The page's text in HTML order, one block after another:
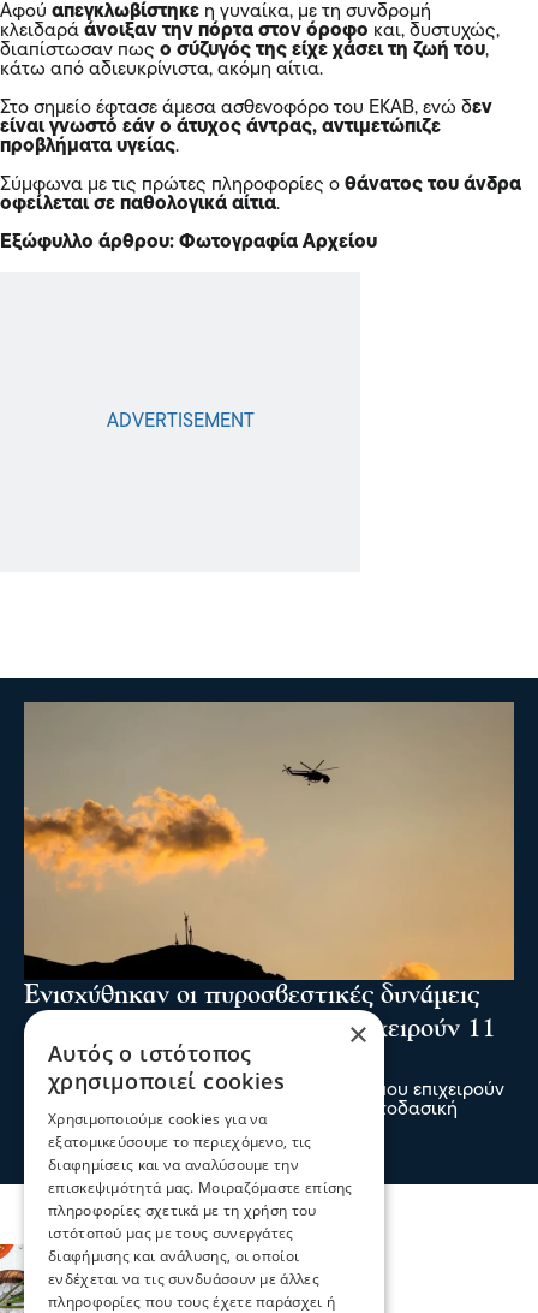
Αφού απεγκλωβίστηκε η γυναίκα, με τη συνδρομή
κλειδαρά άνοιξαν την πόρτα στον όροφο και, δυστυχώς,
διαπίστωσαν πως ο σύζυγός της είχε χάσει τη ζωή του,
κάτω από αδιευκρίνιστα, ακόμη αίτια.
Στο σημείο έφτασε άμεσα ασθενοφόρο του ΕΚΑΒ, ενώ δεν
είναι γνωστό εάν ο άτυχος άντρας, αντιμετώπιζε
προβλήματα υγείας.
Σύμφωνα με τις πρώτες πληροφορίες ο θάνατος του άνδρα
οφείλεται σε παθολογικά αίτια.
Εξώφυλλο άρθρου: Φωτογραφία Αρχείου
Ενισχύθηκαν οι πυροσβεστικές δυνάμεις
στη φωτιά στην Κορινθία - Επιχειρούν 11
εναέρια μέσα
Ενισχύθηκαν οι πυροσβεστικές δυνάμεις που επιχειρούν
στην πυρκαγιά που έχει ξεσπάσει σε αγροτοδασική
έκταση, στην περιοχή Στεφάνι Κορίνθου.
πριν 1 ώρα
×
Αυτός ο ιστότοπος
χρησιμοποιεί cookies
Χρησιμοποιούμε cookies για να
εξατομικεύσουμε το περιεχόμενο, τις
διαφημίσεις και να αναλύσουμε την
επισκεψιμότητά μας. Μοιραζόμαστε επίσης
πληροφορίες σχετικά με τη χρήση του
ιστότοπού μας με τους συνεργάτες
διαφήμισης και ανάλυσης, οι οποίοι
ενδέχεται να τις συνδυάσουν με άλλες
πληροφορίες που τους έχετε παράσχει ή